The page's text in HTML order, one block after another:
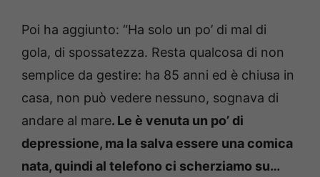
Poi ha aggiunto: “Ha solo un po’ di mal di
gola, di spossatezza. Resta qualcosa di non
semplice da gestire: ha 85 anni ed è chiusa in
casa, non può vedere nessuno, sognava di
andare al mare. Le è venuta un po’ di
depressione, ma la salva essere una comica
nata, quindi al telefono ci scherziamo su…